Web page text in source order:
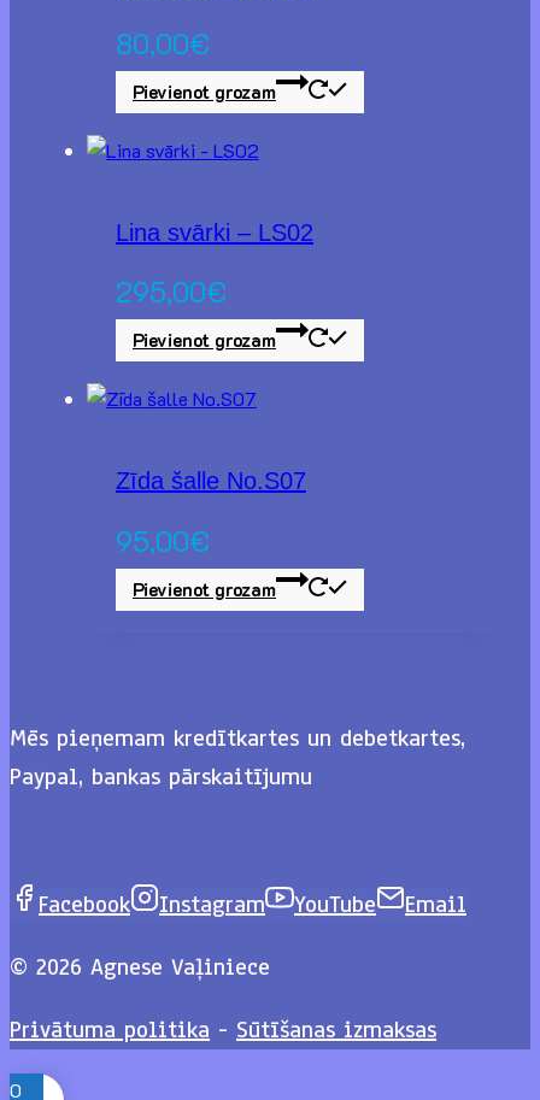
80,00€
Pievienot grozam
Lina svārki – LS02
295,00€
Pievienot grozam
Zīda šalle No.S07
95,00€
Pievienot grozam
Mēs pieņemam kredītkartes un debetkartes,
Paypal, bankas pārskaitījumu
Facebook Instagram YouTube
Email
© 2026 Agnese Vaļiniece
Privātuma politika - Sūtīšanas izmaksas
0